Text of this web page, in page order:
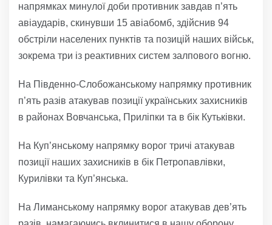
напрямках минулої доби противник завдав п’ять
авіаударів, скинувши 15 авіабомб, здійснив 94
обстріли населених пунктів та позицій наших військ,
зокрема три із реактивних систем залпового вогню.
На Південно-Слобожанському напрямку противник
п’ять разів атакував позиції українських захисників
в районах Вовчанська, Приліпки та в бік Кутьківки.
На Куп’янському напрямку ворог тричі атакував
позиції наших захисників в бік Петропавлівки,
Курилівки та Куп’янська.
На Лиманському напрямку ворог атакував дев’ять